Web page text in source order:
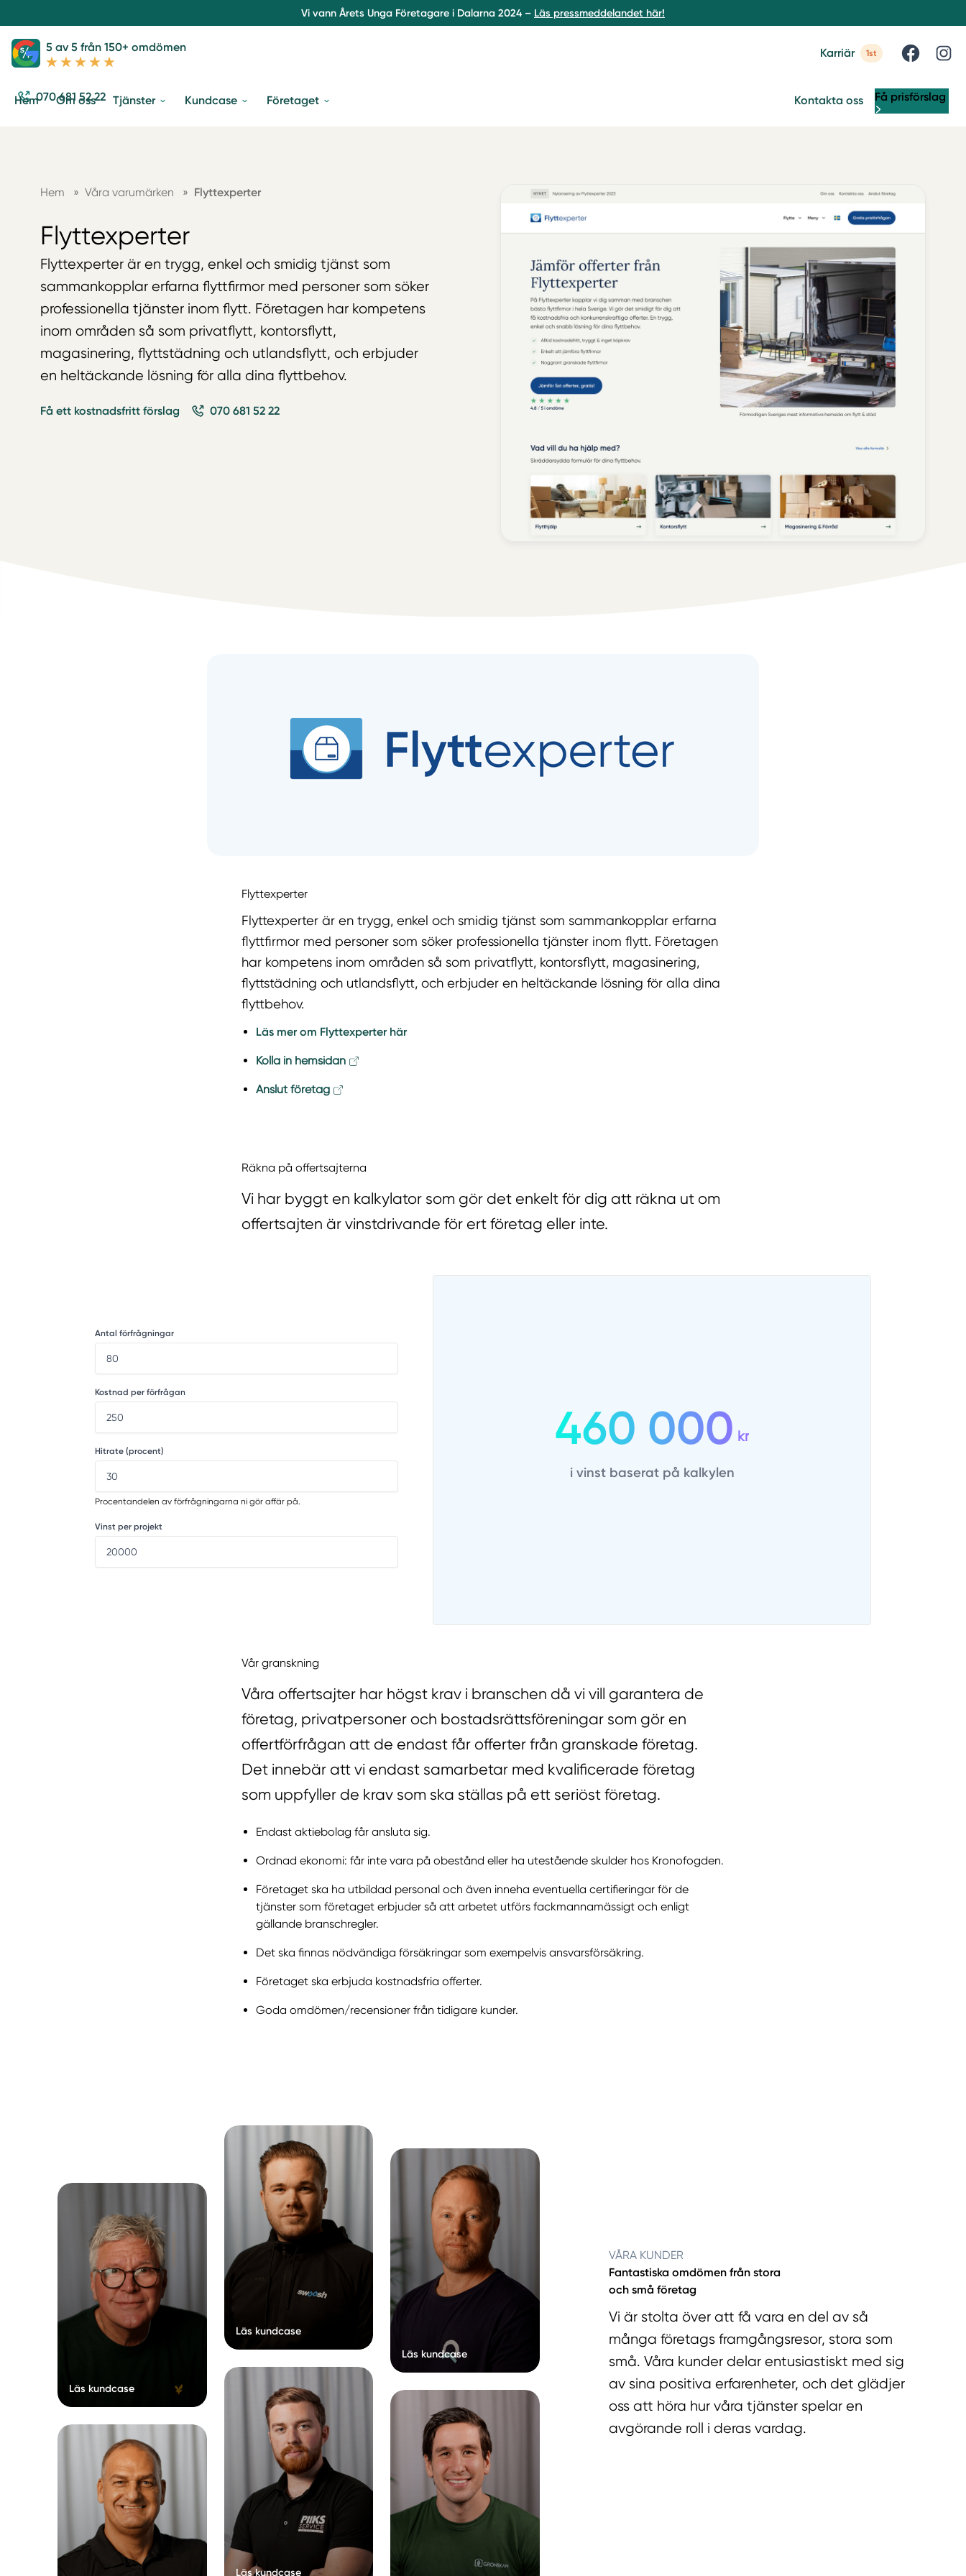
Vi vann Årets Unga Företagare i Dalarna 2024 – Läs pressmeddelandet här!
5 av 5 från 150+ omdömen Karriär 1st
Hem Om oss Tjänster Kundcase Företaget
070 681 52 22 Kontakta oss Få prisförslag
Hem » Våra varumärken » Flyttexperter
Flyttexperter
Flyttexperter är en trygg, enkel och smidig tjänst som
sammankopplar erfarna flyttfirmor med personer som söker
professionella tjänster inom flytt. Företagen har kompetens
inom områden så som privatflytt, kontorsflytt,
magasinering, flyttstädning och utlandsflytt, och erbjuder
en heltäckande lösning för alla dina flyttbehov.
Få ett kostnadsfritt förslag 070 681 52 22
Flyttexperter
Flyttexperter är en trygg, enkel och smidig tjänst som sammankopplar erfarna
flyttfirmor med personer som söker professionella tjänster inom flytt. Företagen
har kompetens inom områden så som privatflytt, kontorsflytt, magasinering,
flyttstädning och utlandsflytt, och erbjuder en heltäckande lösning för alla dina
flyttbehov.
Läs mer om Flyttexperter här
Kolla in hemsidan
Anslut företag
Räkna på offertsajterna
Vi har byggt en kalkylator som gör det enkelt för dig att räkna ut om
offertsajten är vinstdrivande för ert företag eller inte.
Antal förfrågningar
Kostnad per förfrågan
Hitrate (procent)
Procentandelen av förfrågningarna ni gör affär på.
Vinst per projekt
460 000 kr
i vinst baserat på kalkylen
Vår granskning
Våra offertsajter har högst krav i branschen då vi vill garantera de
företag, privatpersoner och bostadsrättsföreningar som gör en
offertförfrågan att de endast får offerter från granskade företag.
Det innebär att vi endast samarbetar med kvalificerade företag
som uppfyller de krav som ska ställas på ett seriöst företag.
Endast aktiebolag får ansluta sig.
Ordnad ekonomi: får inte vara på obestånd eller ha utestående skulder hos Kronofogden.
Företaget ska ha utbildad personal och även inneha eventuella certifieringar för de
tjänster som företaget erbjuder så att arbetet utförs fackmannamässigt och enligt
gällande branschregler.
Det ska finnas nödvändiga försäkringar som exempelvis ansvarsförsäkring.
Företaget ska erbjuda kostnadsfria offerter.
Goda omdömen/recensioner från tidigare kunder.
Läs kundcase
Läs kundcase
Läs kundcase
Läs kundcase
VÅRA KUNDER
Fantastiska omdömen från stora
och små företag
Vi är stolta över att få vara en del av så
många företags framgångsresor, stora som
små. Våra kunder delar entusiastiskt med sig
av sina positiva erfarenheter, och det glädjer
oss att höra hur våra tjänster spelar en
avgörande roll i deras vardag.